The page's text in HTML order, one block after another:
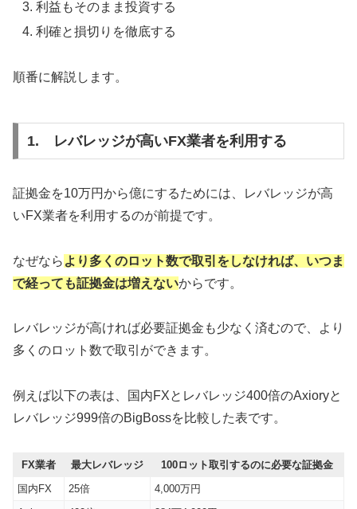
利益もそのまま投資する
利確と損切りを徹底する
順番に解説します。
1. レバレッジが高いFX業者を利用する
証拠金を10万円から億にするためには、レバレッジが高
いFX業者を利用するのが前提です。
なぜなら より多くのロット数で取引をしなければ、いつま
で経っても証拠金は増えないからです。
レバレッジが高ければ必要証拠金も少なく済むので、より
多くのロット数で取引ができます。
例えば以下の表は、国内FXとレバレッジ400倍のAxioryと
レバレッジ999倍のBigBossを比較した表です。
FX業者 最大レバレッジ
100ロット取引するのに必要な証拠金
国内FX
25倍
4,000万円